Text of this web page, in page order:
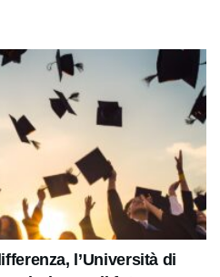
l’Università di